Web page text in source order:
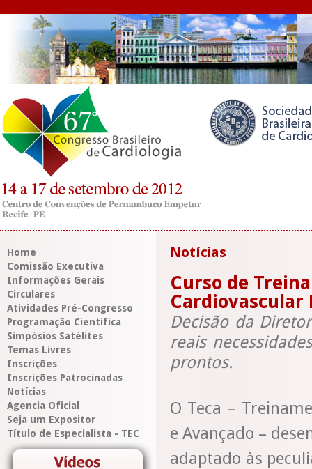
Home
Comissão Executiva
Informações Gerais
Circulares
Atividades Pré-Congresso
Programação Científica
Simpósios Satélites
Temas Livres
Inscrições
Inscrições Patrocinadas
Notícias
Agencia Oficial
Seja um Expositor
Título de Especialista - TEC
Notícias
Curso de
Cardiovascular
Decisão da
reais
prontos.
O Teca –
e Avançado –
adaptado às